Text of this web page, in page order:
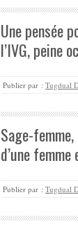
Une pensée
l’IVG, peine
Publier par : Tugdual
Sage-
d’une
Publier par : Tugdual